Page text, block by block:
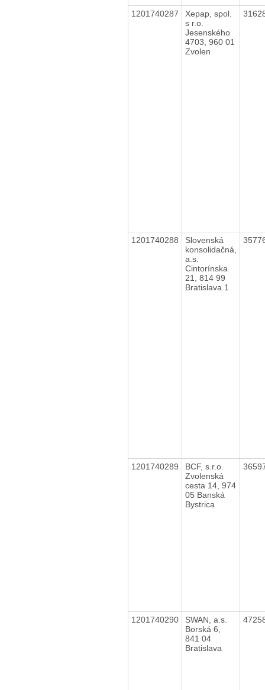
1201740287
Xepap, spol.
s r.o.
Jesenského
4703, 960 01
Zvolen
1201740288
Slovenská
konsolidačná,
a.s.
Cintorínska
21, 814 99
Bratislava 1
1201740289
BCF, s.r.o.
Zvolenská
cesta 14, 974
05 Banská
Bystrica
1201740290
SWAN, a.s.
Borská 6,
841 04
Bratislava